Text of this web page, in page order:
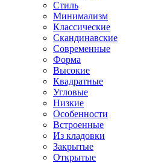
Стиль
Минимализм
Классические
Скандинавские
Современные
Форма
Высокие
Квадратные
Угловые
Низкие
Особенности
Встроенные
Из кладовки
Закрытые
Открытые